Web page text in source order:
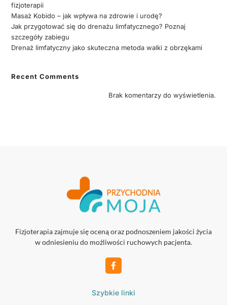
fizjoterapii
Masaż Kobido – jak wpływa na zdrowie i urodę?
Jak przygotować się do drenażu limfatycznego? Poznaj
szczegóły zabiegu
Drenaż limfatyczny jako skuteczna metoda walki z obrzękami
Recent Comments
Brak komentarzy do wyświetlenia.
Fizjoterapia zajmuje się oceną oraz podnoszeniem jakości życia
w odniesieniu do możliwości ruchowych pacjenta.
Szybkie linki